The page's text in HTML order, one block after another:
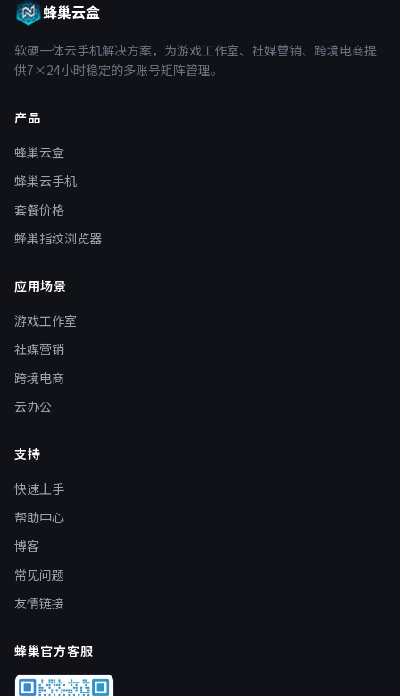
蜂巢云盒
软硬一体云手机解决方案，为游戏工作室、社媒营销、跨境电商提
供7×24小时稳定的多账号矩阵管理。
产品
蜂巢云盒
蜂巢云手机
套餐价格
蜂巢指纹浏览器
应用场景
游戏工作室
社媒营销
跨境电商
云办公
支持
快速上手
帮助中心
博客
常见问题
友情链接
蜂巢官方客服